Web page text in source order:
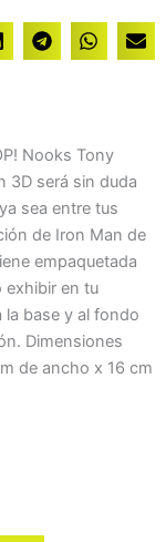
Nooks Tony
3D será sin duda
sea entre tus
de Iron Man de
empaquetada
exhibir en tu
la base y al fondo
Dimensiones
de ancho x 16 cm